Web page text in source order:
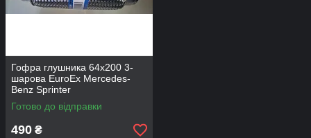
Гофра глушника 64х200 3-
шарова EuroEx Mercedes-
Benz Sprinter
Готово до відправки
490 ₴